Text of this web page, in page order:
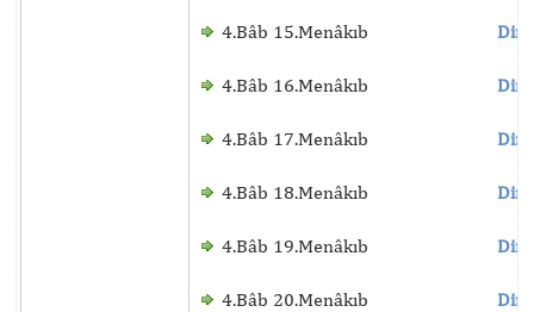
4.Bâb 15.Menâkıb
4.Bâb 16.Menâkıb
4.Bâb 17.Menâkıb
4.Bâb 18.Menâkıb
4.Bâb 19.Menâkıb
4.Bâb 20.Menâkıb